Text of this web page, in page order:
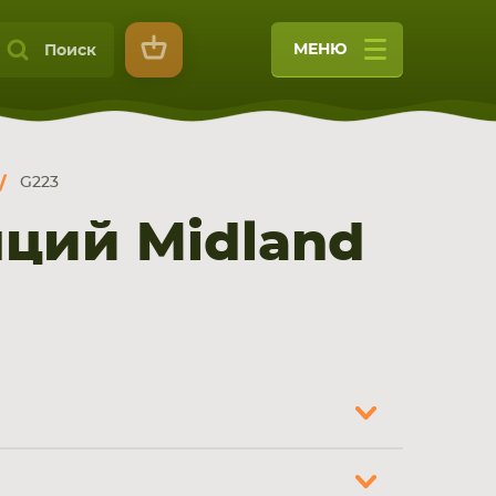
Поиск МЕНЮ
G223
Midland